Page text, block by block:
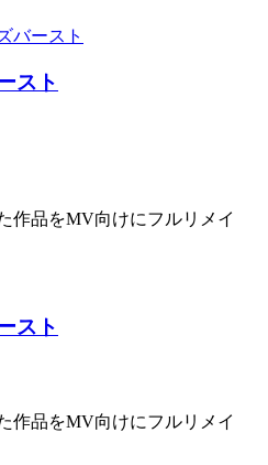
スト
作品をMV向けにフルリメイ
スト
作品をMV向けにフルリメイ